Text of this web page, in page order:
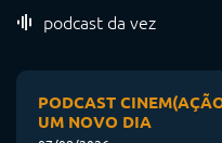
podcast da vez
PODCAST
UM NOVO DIA